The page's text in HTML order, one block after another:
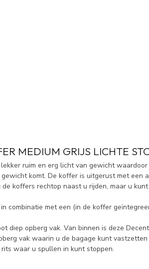
MEDIUM GRIJS LICHTE
ruim en erg licht van gewicht
komt. De koffer is uitgerust met een
koffers rechtop naast u rijden, maar u
combinatie met een (in de koffer
diep opberg vak. Van binnen is deze
vak waarin u de bagage kunt
waar u spullen in kunt stoppen.